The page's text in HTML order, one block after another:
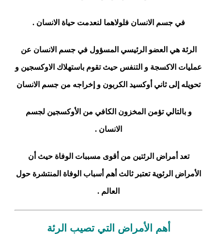
في جسم الانسان فلولاهما لنعدمت حياة الانسان .
الرئة هي العضو الرئيسي المسؤول في جسم الانسان عن
عمليات الاكسجة و التنفس حيث تقوم باستهلاك الاوكسجين و
تحويله إلى ثاني أوكسيد الكربون و إخراجه من جسم الانسان
و بالتالي تؤمن المخزون الكافي من الأوكسجين لجسم
الانسان .
تعد أمراض الرئتين من أقوى مسببات الوفاة حيث أن
الأمراض الرئوية تعتبر ثالث أهم أسباب الوفاة المنتشرة حول
العالم .
أهم الأمراض التي تصيب الرئة